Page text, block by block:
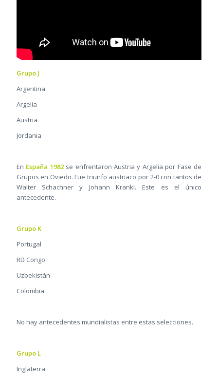
Grupo J
Argentina
Argelia
Austria
Jordania
En España 1982se enfrentaron Austria y Argelia por Fase de
Grupos en Oviedo. Fue triunfo austriaco por 2-0 con tantos de
Walter Schachner y Johann Krankl. Este es el único
antecedente.
Grupo K
Portugal
RD Congo
Uzbekistán
Colombia
No hay antecedentes mundialistas entre estas selecciones.
Grupo L
Inglaterra